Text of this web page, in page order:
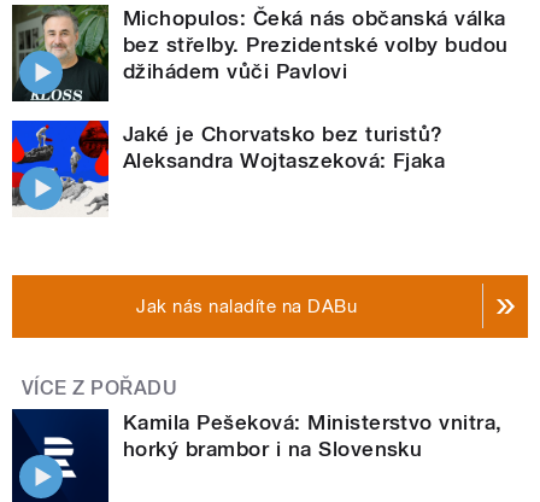
Michopulos: Čeká nás občanská válka
bez střelby. Prezidentské volby budou
džihádem vůči Pavlovi
Jaké je Chorvatsko bez turistů?
Aleksandra Wojtaszeková: Fjaka
Jak nás naladíte na DABu
VÍCE Z POŘADU
Kamila Pešeková: Ministerstvo vnitra,
horký brambor i na Slovensku